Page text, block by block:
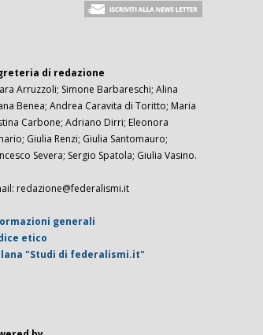
di redazione
Arruzzoli; Simone Barbareschi; Alina
Benea; Andrea Caravita di Toritto; Maria
Carbone; Adriano Dirri; Eleonora
Giulia Renzi; Giulia Santomauro;
Severa; Sergio Spatola; Giulia Vasino.
redazione@federalismi.it
generali
etico
"Studi di federalismi.it"